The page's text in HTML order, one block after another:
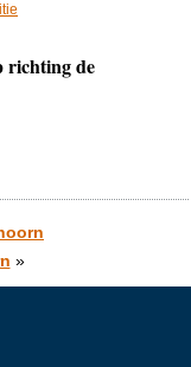
richting de
»